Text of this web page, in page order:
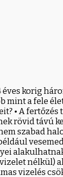
éves korig
mint a fele
• A
rövid távú
szabad
nélkül)
vizelés